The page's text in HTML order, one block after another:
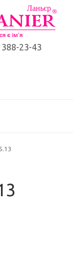
23-43